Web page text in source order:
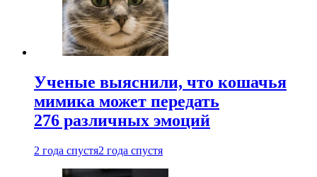
Ученые выяснили, что кошачья
мимика может передать
276 различных эмоций
2 года спустя2 года спустя